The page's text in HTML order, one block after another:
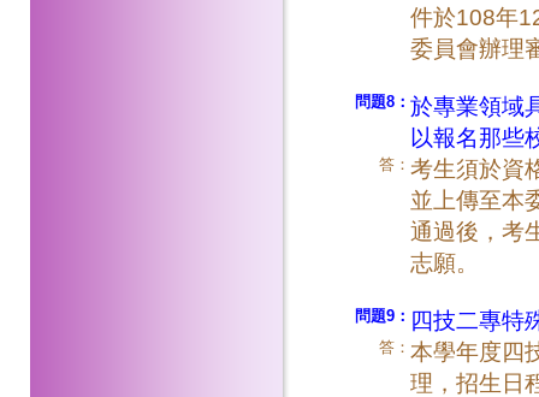
件於108年
委員會辦理
問題8： 於專業領域
以報名那些
答： 考生須於資
並上傳至本
通過後，考
志願。
問題9： 四技二專特
答： 本學年度四
理，招生日